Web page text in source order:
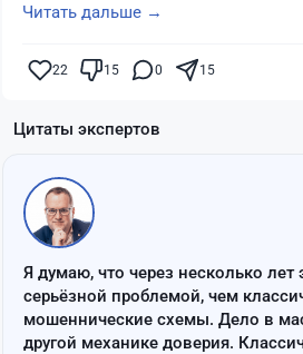
Читать дальше →
22 15 0 15
Цитаты экспертов
Я думаю, что через несколько лет
серьёзной проблемой, чем
мошеннические схемы. Дело в
другой механике доверия.